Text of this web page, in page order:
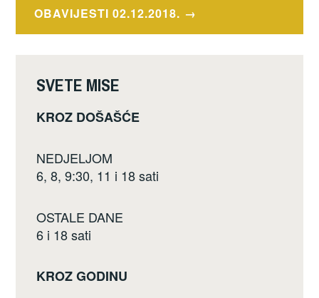
o
k
OBAVIJESTI 02.12.2018.
SVETE MISE
KROZ DOŠAŠĆE
NEDJELJOM
6, 8, 9:30, 11 i 18 sati
OSTALE DANE
6 i 18 sati
KROZ GODINU